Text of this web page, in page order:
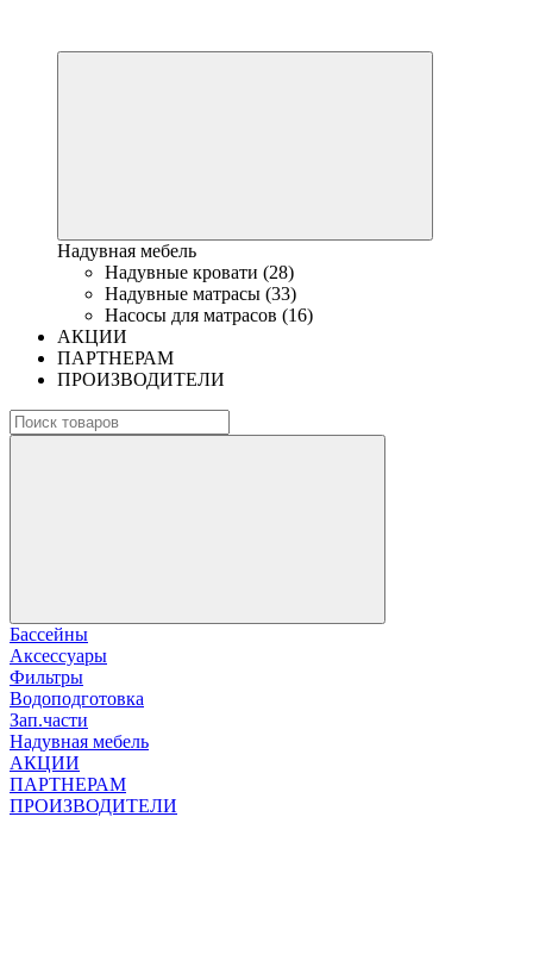
Надувная мебель
Надувные кровати (28)
Надувные матрасы (33)
Насосы для матрасов (16)
АКЦИИ
ПАРТНЕРАМ
ПРОИЗВОДИТЕЛИ
Бассейны
Аксессуары
Фильтры
Водоподготовка
Зап.части
Надувная мебель
АКЦИИ
ПАРТНЕРАМ
ПРОИЗВОДИТЕЛИ